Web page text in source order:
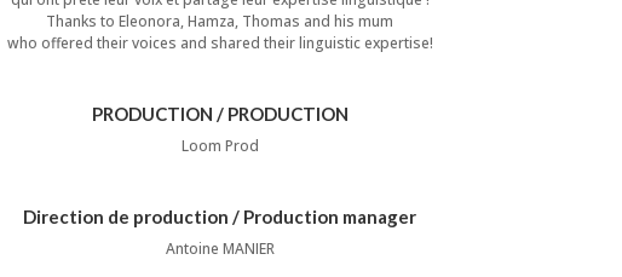
Thanks to Eleonora, Hamza, Thomas and his mum
who offered their voices and shared their linguistic expertise!
PRODUCTION / PRODUCTION
Loom Prod
Direction de production / Production manager
Antoine MANIER